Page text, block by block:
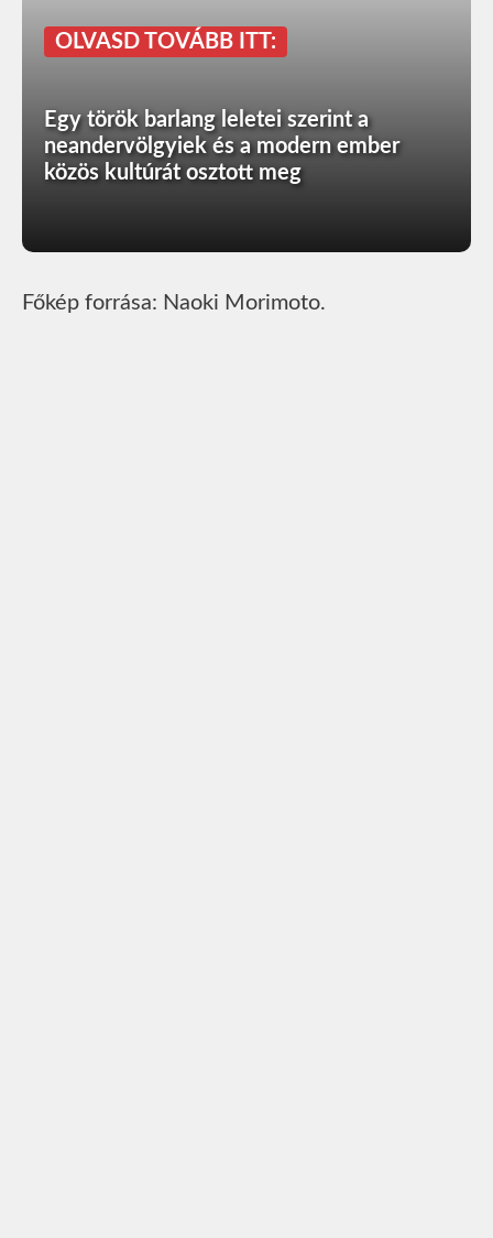
OLVASD TOVÁBB ITT:
Egy török barlang leletei szerint a
neandervölgyiek és a modern ember
közös kultúrát osztott meg
Főkép forrása: Naoki Morimoto.